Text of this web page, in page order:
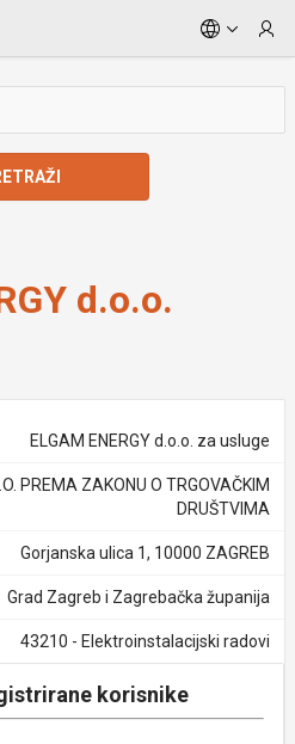
d.o.o.
ELGAM ENERGY d.o.o. za usluge
PREMA ZAKONU O TRGOVAČKIM
DRUŠTVIMA
Gorjanska ulica 1, 10000 ZAGREB
Grad Zagreb i Zagrebačka županija
43210 - Elektroinstalacijski radovi
korisnike